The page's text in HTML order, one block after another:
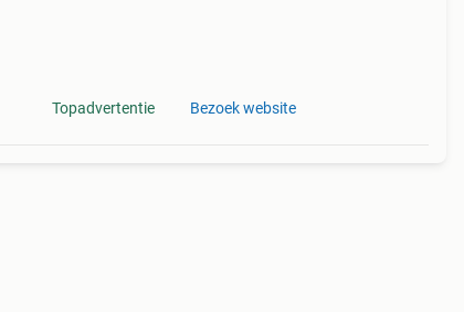
Topadvertentie Bezoek website